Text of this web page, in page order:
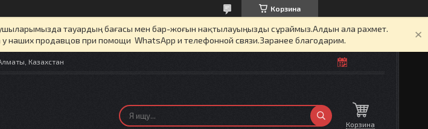
Корзина
тауардың бағасы мен бар-жоғын нақтылауыңызды сұраймыз.Алдын ала рахмет.
наших продавцов при помощи WhatsApp и телефонной связи.Заранее благодарим.
Казахстан
Корзина